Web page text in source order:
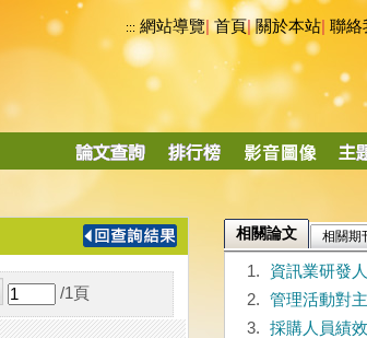
::: 網站導覽|首頁|關於本站 聯絡
導
/1 頁
相關論文 相關期
1.
資訊業研發
2.
管理活動對
3.
採購人員績